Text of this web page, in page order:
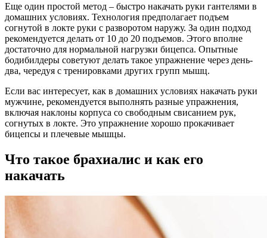
Еще один простой метод – быстро накачать руки гантелями в
домашних условиях. Технология предполагает подъем
согнутой в локте руки с разворотом наружу. За один подход
рекомендуется делать от 10 до 20 подъемов. Этого вполне
достаточно для нормальной нагрузки бицепса. Опытные
бодибилдеры советуют делать такое упражнение через день-
два, чередуя с тренировками других групп мышц.
Если вас интересует, как в домашних условиях накачать руки
мужчине, рекомендуется выполнять разные упражнения,
включая наклоны корпуса со свободным свисанием рук,
согнутых в локте. Это упражнение хорошо прокачивает
бицепсы и плечевые мышцы.
Что такое брахиалис и как его
накачать